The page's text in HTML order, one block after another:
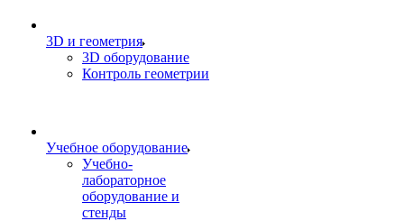
3D и геометрия
3D оборудование
Контроль геометрии
Учебное оборудование
Учебно-
лабораторное
оборудование и
стенды